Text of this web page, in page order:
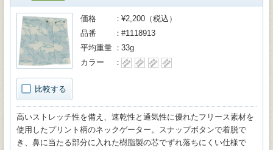
比較する
価格
¥2,200（税込）
品番
#1118913
平均重量
33g
カラー
高いストレッチ性を備え、速乾性と通気性に優れたフリース素材を
使用したプリント柄のネックゲーター。スナップボタンで着脱で
き、鼻に当たる部分に入れた樹脂製の芯でずれ落ちにくい仕様で